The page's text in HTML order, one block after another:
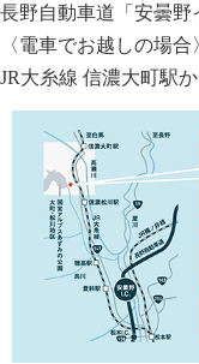
長野自動車道「安曇野
〈電車でお越しの場合
JR大糸線 信濃大町駅